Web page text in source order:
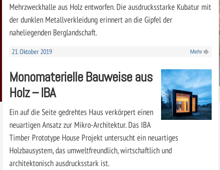
Mehrzweckhalle aus Holz entworfen. Die ausdrucksstarke Kubatur mit
der dunklen Metallverkleidung erinnert an die Gipfel der
naheliegenden Berglandschaft.
21. Oktober 2019 Mehr
Monomaterielle Bauweise aus
Holz – IBA
Ein auf die Seite gedrehtes Haus verkörpert einen
neuartigen Ansatz zur Mikro-Architektur. Das IBA
Timber Prototype House Projekt untersucht ein neuartiges
Holzbausystem, das umweltfreundlich, wirtschaftlich und
architektonisch ausdrucksstark ist.